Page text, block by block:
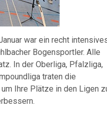
war ein recht
Bogensportler. Alle
In der Oberliga, Pfalzliga,
traten die
Ihre Plätze in den Ligen